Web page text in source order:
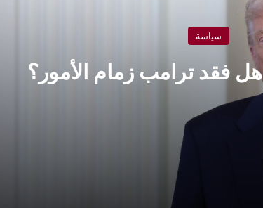
سياسة
فقد ترامب زمام الأمور؟
الأمور؟